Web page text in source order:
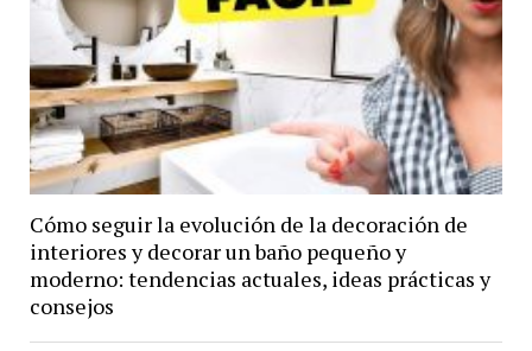
Cómo seguir la evolución de la decoración de
interiores y decorar un baño pequeño y
moderno: tendencias actuales, ideas prácticas y
consejos